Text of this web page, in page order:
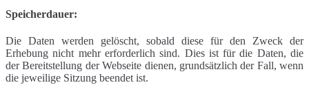
Speicherdauer:
Die Daten werden gelöscht, sobald diese für den Zweck der
Erhebung nicht mehr erforderlich sind. Dies ist für die Daten, die
der Bereitstellung der Webseite dienen, grundsätzlich der Fall, wenn
die jeweilige Sitzung beendet ist.